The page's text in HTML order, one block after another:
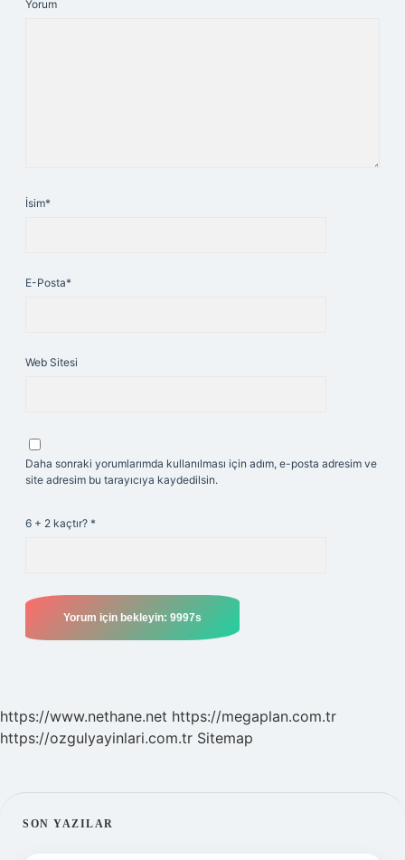
Yorum
İsim*
E-Posta*
Web Sitesi
Daha sonraki yorumlarımda kullanılması için adım, e-posta adresim ve
site adresim bu tarayıcıya kaydedilsin.
6 + 2 kaçtır? *
https://www.nethane.net https://megaplan.com.tr
https://ozgulyayinlari.com.tr Sitemap
SIDEBAR
SON YAZILAR